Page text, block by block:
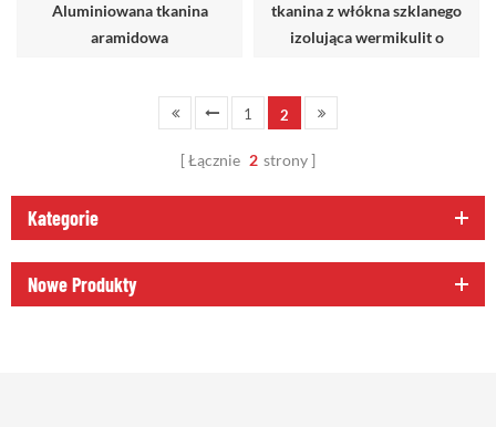
Aluminiowana tkanina
aramidowa
tkanina z włókna szklanego
izolująca wermikulit o
1 2
Łącznie 2 strony
Kategorie
Nowe Produkty